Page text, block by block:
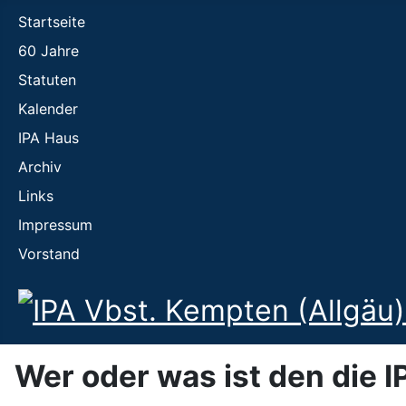
Startseite
60 Jahre
Statuten
Kalender
IPA Haus
Archiv
Links
Impressum
Vorstand
Wer oder was ist den die